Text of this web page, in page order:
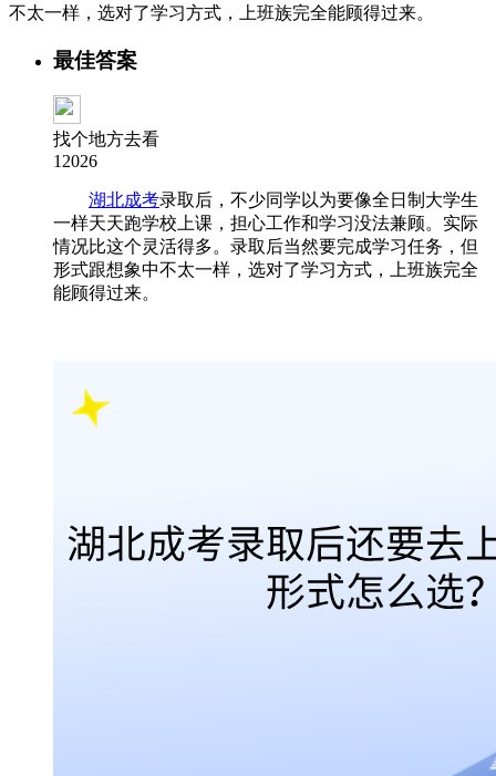
不太一样，选对了学习方式，上班族完全能顾得过来。
最佳答案
找个地方去看
12026
湖北成考录取后，不少同学以为要像全日制大学生
一样天天跑学校上课，担心工作和学习没法兼顾。实际
情况比这个灵活得多。录取后当然要完成学习任务，但
形式跟想象中不太一样，选对了学习方式，上班族完全
能顾得过来。